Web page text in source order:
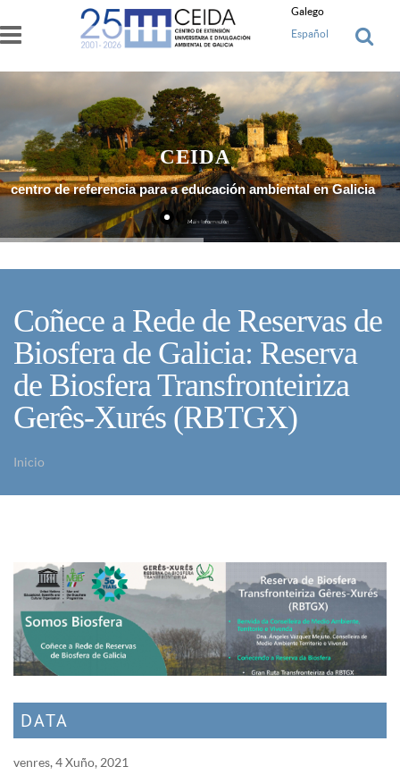
Ir o contido principal
Galego
Español
centro de referencia para a educación ambiental en Galicia
Máis Información
CEIDA
Coñece a Rede de Reservas de
Biosfera de Galicia: Reserva
de Biosfera Transfronteiriza
Gerês-Xurés (RBTGX)
Inicio
DATA
venres, 4 Xuño, 2021